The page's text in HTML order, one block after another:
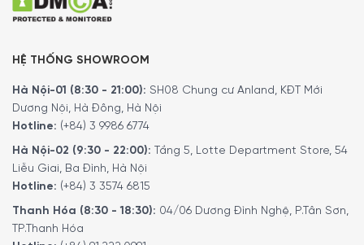
HỆ THỐNG SHOWROOM
Hà Nội-01 (8:30 - 21:00): SH08 Chung cư Anland, KĐT Mới
Dương Nội, Hà Đông, Hà Nội
Hotline: (+84) 3 9986 6774
Hà Nội-02 (9:30 - 22:00): Tầng 5, Lotte Department Store, 54
Liễu Giai, Ba Đình, Hà Nội
Hotline: (+84) 3 3574 6815
Thanh Hóa (8:30 - 18:30): 04/06 Dương Đình Nghệ, P.Tân Sơn,
TP.Thanh Hóa